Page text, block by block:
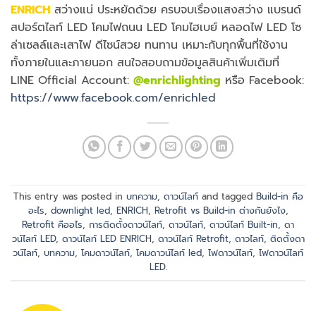
ENRICH สว่างแน่ ประหยัดด้วย ครบจบเรื่องแสงสว่าง แบรนด์
สปอร์ตไลท์ LED โคมไฟถนน LED โคมไฮเบย์ หลอดไฟ LED โซ
ล่าเซลล์และเสาไฟ ดีไซน์สวย ทนทาน เหมาะกับทุกพื้นที่ใช้งาน
ทั้งภายในและภายนอก สนใจสอบถามข้อมูลสินค้าเพิ่มเติมที่
LINE Official Account: @enrichlighting หรือ Facebook:
https://www.facebook.com/enrichled
This entry was posted in บทความ, ดาวน์ไลท์and tagged Build-in คือ
อะไร, downlight led, ENRICH, Retrofit vs Build-in ต่างกันยังไง,
Retrofit คืออไร, การติดตั้งดาวน์ไลท์, ดาวน์ไลท์, ดาวน์ไลท์ Built-in, ดา
วน์ไลท์ LED, ดาวน์ไลท์ LED ENRICH, ดาวน์ไลท์ Retrofit, ดาวไลท์, ติดตั้งดา
วน์ไลท์, บทความ, โคมดาวน์ไลท์, โคมดาวน์ไลท์ led, ไฟดาวน์ไลท์, ไฟดาวน์ไลท์
LED.